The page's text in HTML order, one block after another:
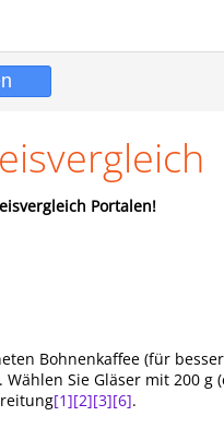
Portalen!
Bohnenkaffee (für
Sie Gläser mit 200 g
[1][2][3][6].